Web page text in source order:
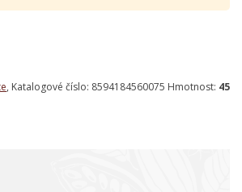
, Katalogové číslo: 8594184560075 Hmotnost: 45